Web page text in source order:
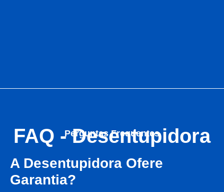
Perguntas Frequentes
FAQ - Desentupidora
A Desentupidora Ofere
Garantia?